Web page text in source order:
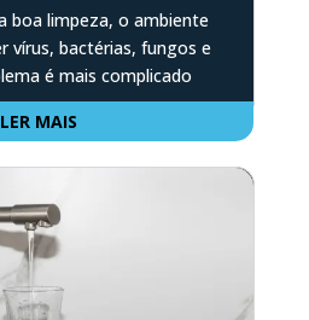
boa limpeza, o ambiente
vírus, bactérias, fungos e
é mais complicado
LER MAIS